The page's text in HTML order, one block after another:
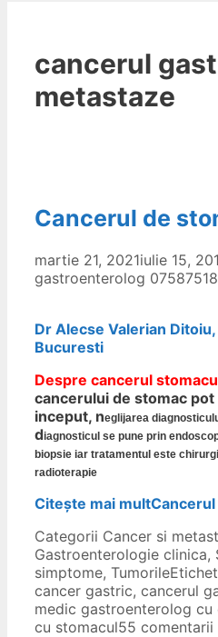
cancerul
metastaze
Cancerul de
martie 21, 2021iulie 15,
gastroenterolog
Dr Alecse Valerian
Bucuresti
Despre cancerul
cancerului de stomac
inceput, neglijarea
diagnosticul se pune prin
biopsie iar tratamentul este
radioterapie
Citește mai mult
Categorii Cancer si
Gastroenterologie clinica,
simptome, Tumorile
cancer gastric, cancerul
medic gastroenterolog cu
cu stomacul55 comentarii